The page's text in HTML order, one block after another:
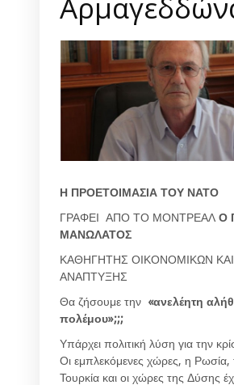
Η ΠΡΟΕΤΟΙΜΑΣΙΑ ΤΟΥ ΝΑΤΟ
ΓΡΑΦΕΙ ΑΠΟ ΤΟ ΜΟΝΤΡΕΑΛ Ο
ΜΑΝΩΛΑΤΟΣ
ΚΑΘΗΓΗΤΗΣ ΟΙΚΟΝΟΜΙΚΩΝ ΚΑΙ
ΑΝΑΠΤΥΞΗΣ
Θα ζήσουμε την «ανελέητη
πολέμου»;;;
Υπάρχει πολιτική λύση για την
Οι εμπλεκόμενες χώρες, η Ρωσία,
Τουρκία και οι χώρες της Δύσης